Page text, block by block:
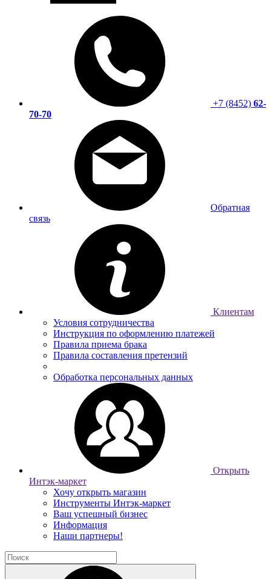
+7 (8452) 62-
70-70
Обратная
связь
Клиентам
Условия сотрудничества
Инструкция по оформлению платежей
Правила приема брака
Правила составления претензий
Обработка персональных данных
Открыть
Интэк-маркет
Хочу открыть магазин
Инструменты Интэк-маркет
Ваш успешный бизнес
Информация
Наши партнеры!